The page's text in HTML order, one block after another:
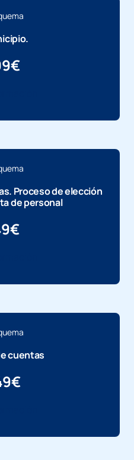
€
Proceso de elección
de personal
€
cuentas
€